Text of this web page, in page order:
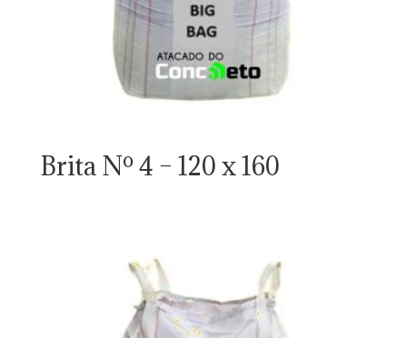
Brita Nº 4 – 120 x 160